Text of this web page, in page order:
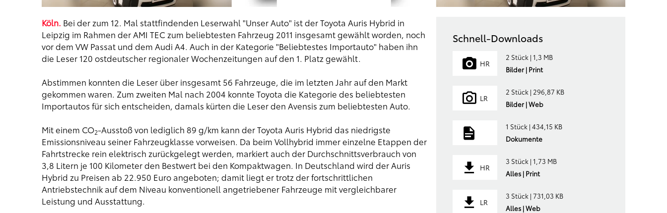
Köln. Bei der zum 12. Mal stattfindenden Leserwahl "Unser Auto" ist der Toyota Auris Hybrid in
Leipzig im Rahmen der AMI TEC zum beliebtesten Fahrzeug 2011 insgesamt gewählt worden, noch
vor dem VW Passat und dem Audi A4. Auch in der Kategorie "Beliebtestes Importauto" haben ihn
die Leser 120 ostdeutscher regionaler Wochenzeitungen auf den 1. Platz gewählt.
Abstimmen konnten die Leser über insgesamt 56 Fahrzeuge, die im letzten Jahr auf den Markt
gekommen waren. Zum zweiten Mal nach 2004 konnte Toyota die Kategorie des beliebtesten
Importautos für sich entscheiden, damals kürten die Leser den Avensis zum beliebtesten Auto.
Mit einem CO2-Ausstoß von lediglich 89 g/km kann der Toyota Auris Hybrid das niedrigste
Emissionsniveau seiner Fahrzeugklasse vorweisen. Da beim Vollhybrid immer einzelne Etappen der
Fahrtstrecke rein elektrisch zurückgelegt werden, markiert auch der Durchschnittsverbrauch von
3,8 Litern je 100 Kilometer den Bestwert bei den Kompaktwagen. In Deutschland wird der Auris
Hybrid zu Preisen ab 22.950 Euro angeboten; damit liegt er trotz der fortschrittlichen
Antriebstechnik auf dem Niveau konventionell angetriebener Fahrzeuge mit vergleichbarer
Leistung und Ausstattung.
Schnell-Downloads
HR
2 Stück | 1,3 MB
Bilder | Print
LR
2 Stück | 296,87 KB
Bilder | Web
1 Stück | 434,15 KB
Dokumente
HR
3 Stück | 1,73 MB
Alles | Print
LR
3 Stück | 731,03 KB
Alles | Web